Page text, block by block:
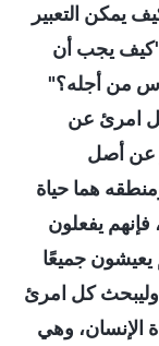
يمكن التعبير
"كيف يجب أن
من أجله؟"
امرئ عن
عن أصل
هما حياة
يفعلون
جميعًا
كل امرئ
وهي